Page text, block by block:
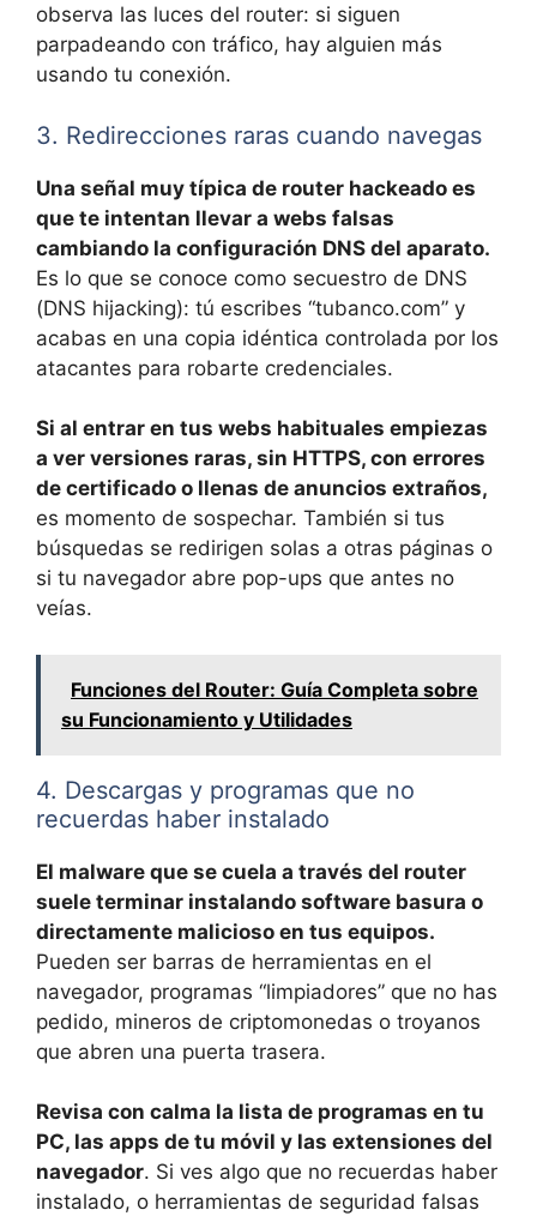
observa las luces del router: si siguen
parpadeando con tráfico, hay alguien más
usando tu conexión.
3. Redirecciones raras cuando navegas
Una señal muy típica de router hackeado es
que te intentan llevar a webs falsas
cambiando la configuración DNS del aparato.
Es lo que se conoce como secuestro de DNS
(DNS hijacking): tú escribes “tubanco.com” y
acabas en una copia idéntica controlada por los
atacantes para robarte credenciales.
Si al entrar en tus webs habituales empiezas
a ver versiones raras, sin HTTPS, con errores
de certificado o llenas de anuncios extraños,
es momento de sospechar. También si tus
búsquedas se redirigen solas a otras páginas o
si tu navegador abre pop-ups que antes no
veías.
Funciones del Router: Guía Completa sobre
su Funcionamiento y Utilidades
4. Descargas y programas que no
recuerdas haber instalado
El malware que se cuela a través del router
suele terminar instalando software basura o
directamente malicioso en tus equipos.
Pueden ser barras de herramientas en el
navegador, programas “limpiadores” que no has
pedido, mineros de criptomonedas o troyanos
que abren una puerta trasera.
Revisa con calma la lista de programas en tu
PC, las apps de tu móvil y las extensiones del
navegador. Si ves algo que no recuerdas haber
instalado, o herramientas de seguridad falsas